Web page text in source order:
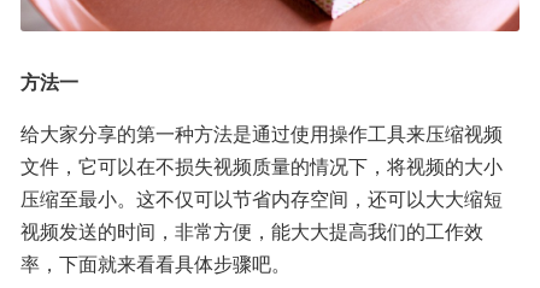
方法一
给大家分享的第一种方法是通过使用操作工具来压缩视频
文件，它可以在不损失视频质量的情况下，将视频的大小
压缩至最小。这不仅可以节省内存空间，还可以大大缩短
视频发送的时间，非常方便，能大大提高我们的工作效
率，下面就来看看具体步骤吧。